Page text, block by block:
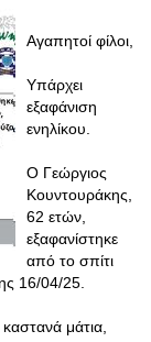
Αγαπητοί φίλοι,
Υπάρχει
εξαφάνιση
ενηλίκου.
Ο Γεώργιος
Κουντουράκης,
62 ετών,
εξαφανίστηκε
από το σπίτι
16/04/25.
μάτια,